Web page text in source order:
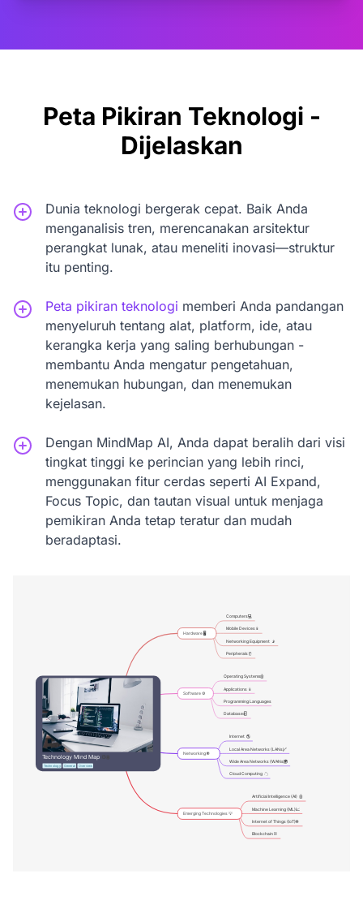
Peta Pikiran Teknologi -
Dijelaskan
Dunia teknologi bergerak cepat. Baik Anda
menganalisis tren, merencanakan arsitektur
perangkat lunak, atau meneliti inovasi—struktur
itu penting.
Peta pikiran teknologi memberi Anda pandangan
menyeluruh tentang alat, platform, ide, atau
kerangka kerja yang saling berhubungan -
membantu Anda mengatur pengetahuan,
menemukan hubungan, dan menemukan
kejelasan.
Dengan MindMap AI, Anda dapat beralih dari visi
tingkat tinggi ke perincian yang lebih rinci,
menggunakan fitur cerdas seperti AI Expand,
Focus Topic, dan tautan visual untuk menjaga
pemikiran Anda tetap teratur dan mudah
beradaptasi.